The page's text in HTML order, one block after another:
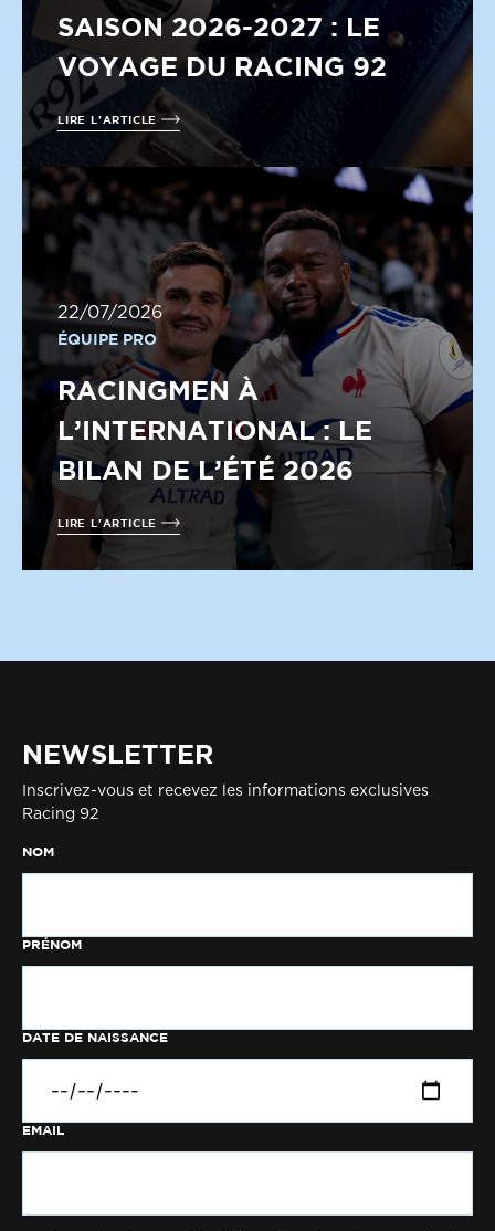
SAISON 2026-2027 : LE
VOYAGE DU RACING 92
LIRE L'ARTICLE
22/07/2026
ÉQUIPE PRO
RACINGMEN À
L’INTERNATIONAL : LE
BILAN DE L’ÉTÉ 2026
LIRE L'ARTICLE
NEWSLETTER
Inscrivez-vous et recevez les informations exclusives
Racing 92
NOM
PRÉNOM
DATE DE NAISSANCE
EMAIL